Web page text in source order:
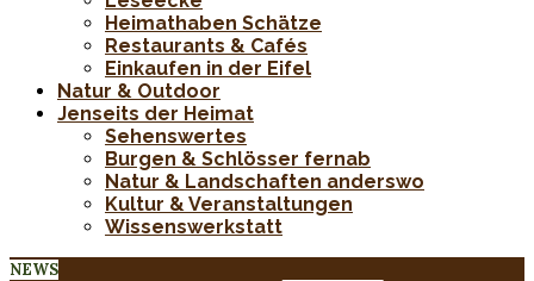
Heimathaben Schätze
Restaurants & Cafés
Einkaufen in der Eifel
Natur & Outdoor
Jenseits der Heimat
Sehenswertes
Burgen & Schlösser fernab
Natur & Landschaften anderswo
Kultur & Veranstaltungen
Wissenswerkstatt
NEWS